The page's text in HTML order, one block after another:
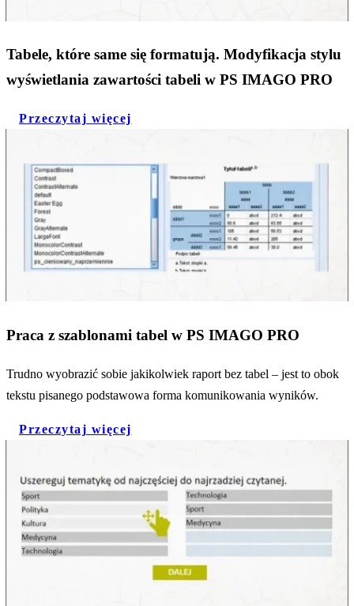
Tabele, które same się formatują. Modyfikacja stylu
wyświetlania zawartości tabeli w PS IMAGO PRO
Przeczytaj więcej
Praca z szablonami tabel w PS IMAGO PRO
Trudno wyobrazić sobie jakikolwiek raport bez tabel – jest to obok
tekstu pisanego podstawowa forma komunikowania wyników.
Przeczytaj więcej